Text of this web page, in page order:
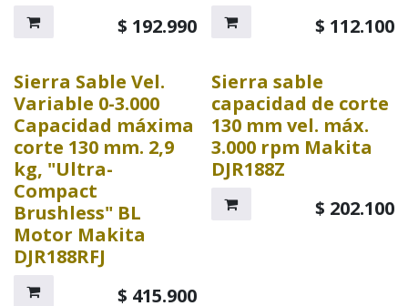
$ 192.990
$ 112.100
Sierra Sable Vel.
Variable 0-3.000
Capacidad máxima
corte 130 mm. 2,9
kg, "Ultra-
Compact
Brushless" BL
Motor Makita
DJR188RFJ
$ 415.900
Sierra sable
capacidad de corte
130 mm vel. máx.
3.000 rpm Makita
DJR188Z
$ 202.100